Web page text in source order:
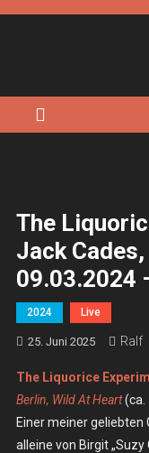
The
Jack
09.03.2024
2024 Live
25. Juni 2025 Ralf
The Liquorice
Berlin, Wild At Heart(ca.
Einer meiner geliebten
alleine von Birgit